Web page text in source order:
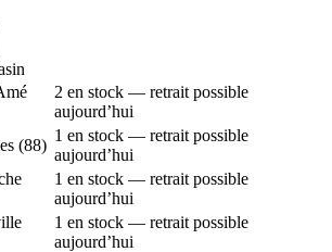
2 en stock — retrait possible
aujourd’hui
(88)
1 en stock — retrait possible
aujourd’hui
1 en stock — retrait possible
aujourd’hui
1 en stock — retrait possible
aujourd’hui